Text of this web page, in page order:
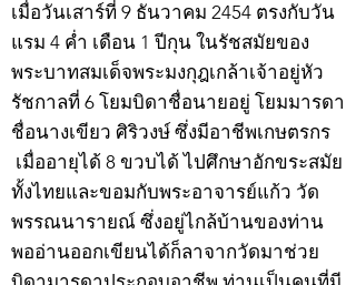
เมื่อวันเสาร์ที่ 9 ธันวาคม 2454 ตรงกับวัน
แรม 4 ค่ำ เดือน 1 ปีกุน ในรัชสมัยของ
พระบาทสมเด็จพระมงกุฎเกล้าเจ้าอยู่หัว
รัชกาลที่ 6 โยมบิดาชื่อนายอยู่ โยมมารดา
ชื่อนางเขียว ศิริวงษ์ ซึ่งมีอาชีพเกษตรกร
เมื่ออายุได้ 8 ขวบได้ ไปศึกษาอักขระสมัย
ทั้งไทยและขอมกับพระอาจารย์แก้ว วัด
พรรณนารายณ์ ซึ่งอยู่ไกล้บ้านของท่าน
พออ่านออกเขียนได้ก็ลาจากวัดมาช่วย